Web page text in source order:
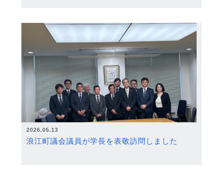
2026.05.13
浪江町議会議員が学長を表敬訪問しました